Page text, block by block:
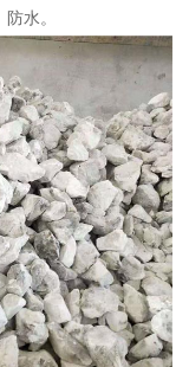
水。